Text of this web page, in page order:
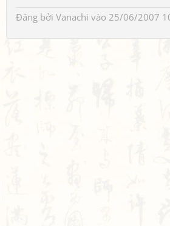
Đăng bởi Vanachi vào 25/06/2007